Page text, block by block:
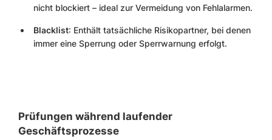
nicht blockiert – ideal zur Vermeidung von Fehlalarmen.
Blacklist: Enthält tatsächliche Risikopartner, bei denen
immer eine Sperrung oder Sperrwarnung erfolgt.
Prüfungen während laufender
Geschäftsprozesse